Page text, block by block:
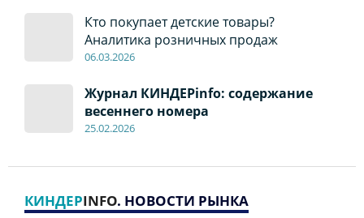
Кто покупает детские товары?
Аналитика розничных продаж
06.03.2026
Журнал КИНДЕРinfo: содержание
весеннего номера
25.02.2026
КИНДЕРINFO. НОВОСТИ РЫНКА